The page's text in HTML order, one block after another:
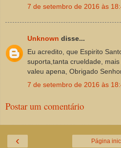
7 de setembro de 2016 às
Unknown disse...
Eu acredito, que Espirito
suporta,tanta crueldade,
valeu apena, Obrigado
7 de setembro de 2016 às
Postar um comentário
‹ Página